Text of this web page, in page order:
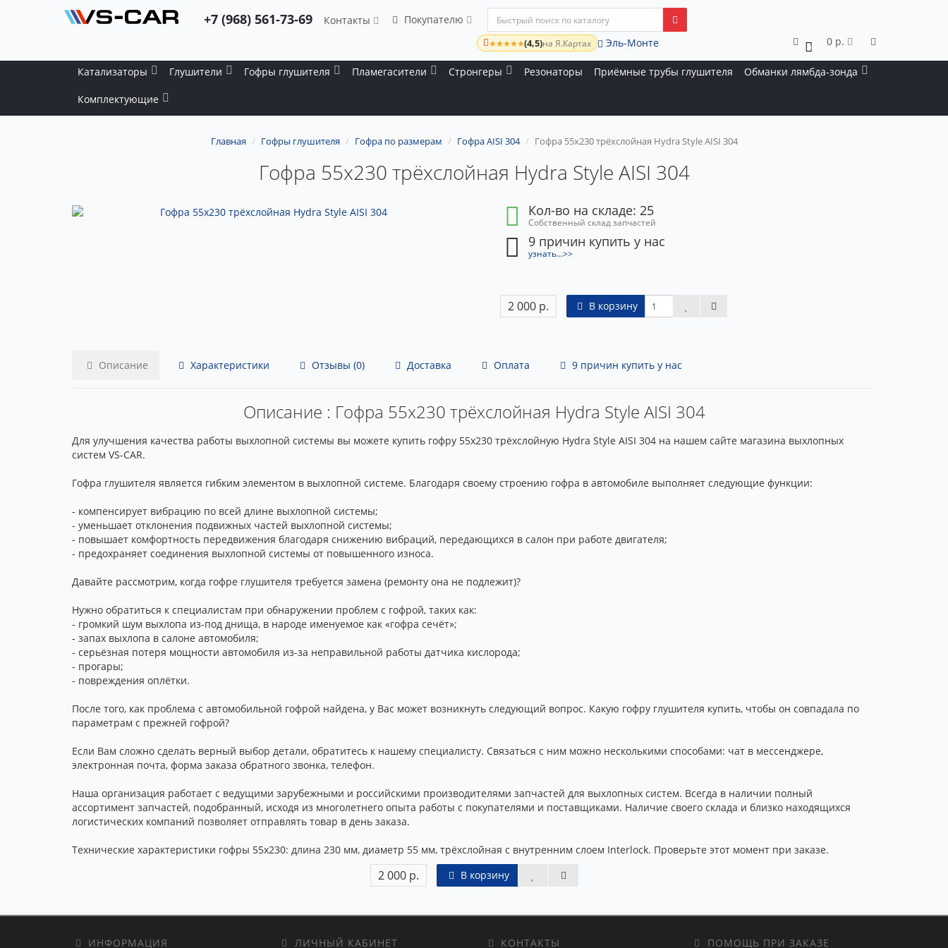
+7 (968) 561-73-69 Контакты Покупателю
★★★★★(4,5)на Я.Картах Эль-Монте 0 0 р.
Катализаторы Глушители Гофры глушителя Пламегасители Стронгеры Резонаторы Приёмные трубы глушителя Обманки лямбда-зонда
Комплектующие
Главная Гофры глушителя Гофра по размерам Гофра AISI 304 Гофра 55x230 трёхслойная Hydra Style AISI 304
Гофра 55x230 трёхслойная Hydra Style AISI 304
Кол-во на складе: 25
Собственный склад запчастей
9 причин купить у нас
узнать...>>
2 000 р. В корзину
Описание Характеристики Отзывы (0) Доставка Оплата 9 причин купить у нас
Описание : Гофра 55x230 трёхслойная Hydra Style AISI 304
Для улучшения качества работы выхлопной системы вы можете купить гофру 55x230 трёхслойную Hydra Style AISI 304 на нашем сайте магазина выхлопных
систем VS-CAR.
Гофра глушителя является гибким элементом в выхлопной системе. Благодаря своему строению гофра в автомобиле выполняет следующие функции:
- компенсирует вибрацию по всей длине выхлопной системы;
- уменьшает отклонения подвижных частей выхлопной системы;
- повышает комфортность передвижения благодаря снижению вибраций, передающихся в салон при работе двигателя;
- предохраняет соединения выхлопной системы от повышенного износа.
Давайте рассмотрим, когда гофре глушителя требуется замена (ремонту она не подлежит)?
Нужно обратиться к специалистам при обнаружении проблем с гофрой, таких как:
- громкий шум выхлопа из-под днища, в народе именуемое как «гофра сечёт»;
- запах выхлопа в салоне автомобиля;
- серьёзная потеря мощности автомобиля из-за неправильной работы датчика кислорода;
- прогары;
- повреждения оплётки.
После того, как проблема с автомобильной гофрой найдена, у Вас может возникнуть следующий вопрос. Какую гофру глушителя купить, чтобы он совпадала по
параметрам с прежней гофрой?
Если Вам сложно сделать верный выбор детали, обратитесь к нашему специалисту. Связаться с ним можно несколькими способами: чат в мессенджере,
электронная почта, форма заказа обратного звонка, телефон.
Наша организация работает с ведущими зарубежными и российскими производителями запчастей для выхлопных систем. Всегда в наличии полный
ассортимент запчастей, подобранный, исходя из многолетнего опыта работы с покупателями и поставщиками. Наличие своего склада и близко находящихся
логистических компаний позволяет отправлять товар в день заказа.
Технические характеристики гофры 55x230: длина 230 мм, диаметр 55 мм, трёхслойная с внутренним слоем Interlock. Проверьте этот момент при заказе.
2 000 р. В корзину
ИНФОРМАЦИЯ ЛИЧНЫЙ КАБИНЕТ КОНТАКТЫ ПОМОЩЬ ПРИ ЗАКАЗЕ